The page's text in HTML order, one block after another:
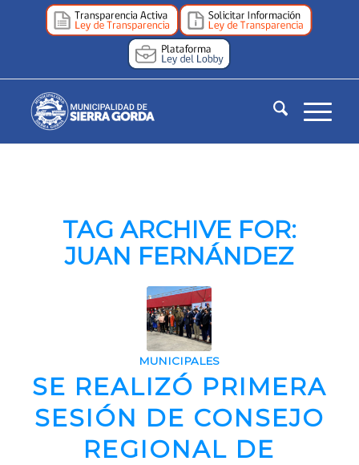
TAG ARCHIVE FOR:
JUAN FERNÁNDEZ
MUNICIPALES
SE REALIZÓ PRIMERA
SESIÓN DE CONSEJO
REGIONAL DE